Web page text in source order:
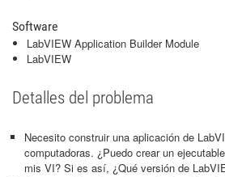
Software
LabVIEW Application Builder Module
LabVIEW
Detalles del problema
Necesito construir una aplicación de
computadoras. ¿Puedo crear un
mis VI? Si es así, ¿Qué versión de